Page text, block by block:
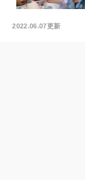
2022.06.07更新